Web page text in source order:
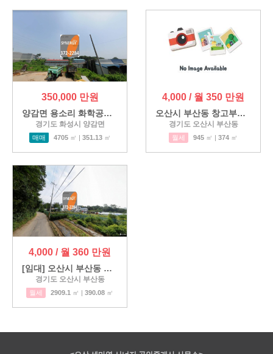
350,000 만원
양감면 용소리 화학공장 매매
경기도 화성시 양감면
매매 4705㎡ | 351.13㎡
4,000 / 월 350 만원
오산시 부산동 창고부지 월세…
경기도 오산시 부산동
월세 945 ㎡ | 374 ㎡
4,000 / 월 360 만원
[임대] 오산시 부산동 도심내 …
경기도 오산시 부산동
월세 2909.1 ㎡ | 390.08 ㎡